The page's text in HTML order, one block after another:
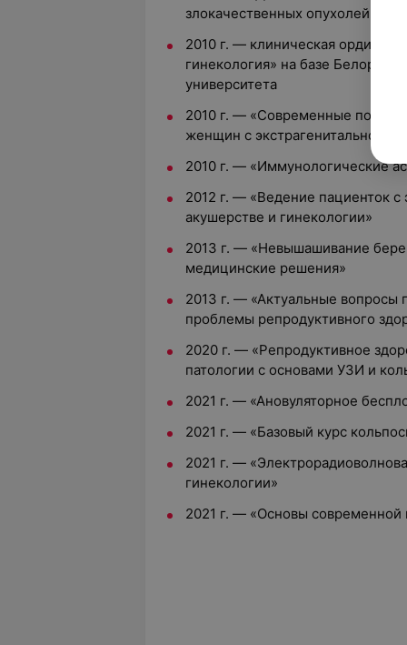
злокачественных опухолей
2010 г. — клиническая
гинекология» на базе
университета
2010 г. — «Современные
женщин с экстрагенитальной
2010 г. — «Иммунологические
2012 г. — «Ведение пациенток с
акушерстве и гинекологии»
2013 г. — «Невышашивание
медицинские решения»
2013 г. — «Актуальные
проблемы репродуктивного
2020 г. — «Репродуктивное
патологии с основами УЗИ и
2021 г. — «Ановуляторное
2021 г. — «Базовый курс
2021 г. —
гинекологии»
2021 г. — «Основы